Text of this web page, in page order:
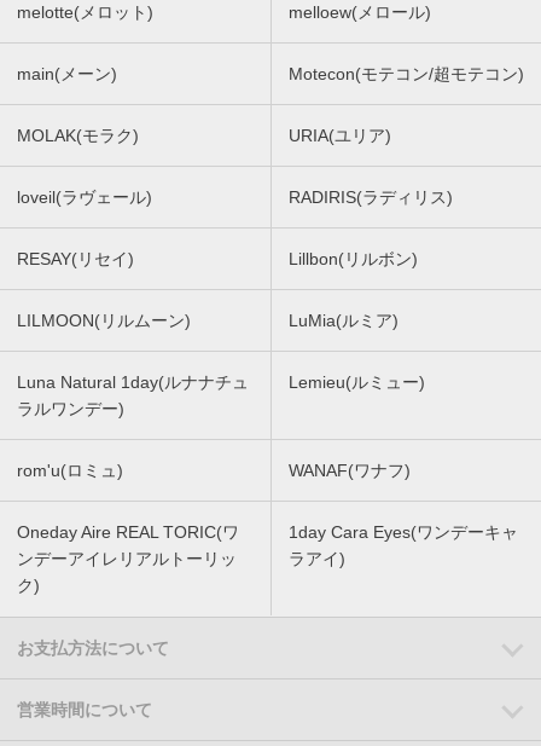
melotte(メロット) melloew(メロール)
main(メーン) Motecon(モテコン/超モテコン)
MOLAK(モラク) URIA(ユリア)
loveil(ラヴェール) RADIRIS(ラディリス)
RESAY(リセイ) Lillbon(リルボン)
LILMOON(リルムーン) LuMia(ルミア)
Luna Natural 1day(ルナナチュ
ラルワンデー)
Lemieu(ルミュー)
rom'u(ロミュ) WANAF(ワナフ)
Oneday Aire REAL TORIC(ワ
ンデーアイレリアルトーリッ
ク)
1day Cara Eyes(ワンデーキャ
ラアイ)
お支払方法について
営業時間について